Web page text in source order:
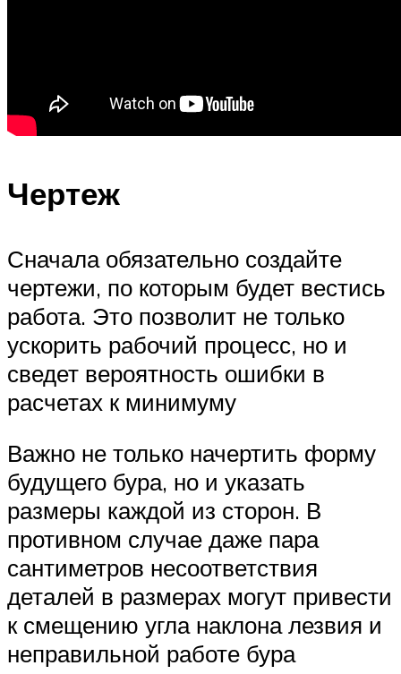
Чертеж
Сначала обязательно создайте
чертежи, по которым будет вестись
работа. Это позволит не только
ускорить рабочий процесс, но и
сведет вероятность ошибки в
расчетах к минимуму
Важно не только начертить форму
будущего бура, но и указать
размеры каждой из сторон. В
противном случае даже пара
сантиметров несоответствия
деталей в размерах могут привести
к смещению угла наклона лезвия и
неправильной работе бура